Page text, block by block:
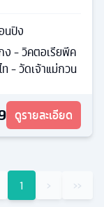
นปิง
ง - วิคตอเรียพีค
- วัดเจ้าแม่กวน
ดูรายละเอียด
1 › ››